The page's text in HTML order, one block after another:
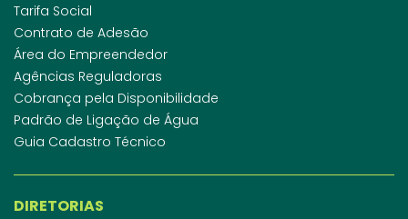
Tarifa Social
Contrato de Adesão
Área do Empreendedor
Agências Reguladoras
Cobrança pela Disponibilidade
Padrão de Ligação de Água
Guia Cadastro Técnico
DIRETORIAS